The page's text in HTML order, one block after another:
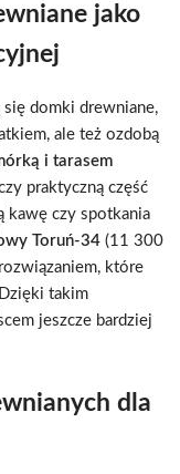
jako
domki drewniane,
ale też ozdobą
i tarasem
praktyczną część
kawę czy spotkania
Toruń-34 (11 300
które
takim
jeszcze bardziej
dla